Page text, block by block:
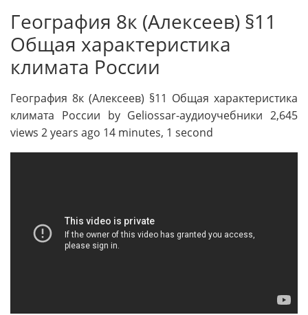
География 8к (Алексеев) §11
Общая характеристика
климата России
География 8к (Алексеев) §11 Общая характеристика
климата России by Geliossar-аудиоучебники 2,645
views 2 years ago 14 minutes, 1 second